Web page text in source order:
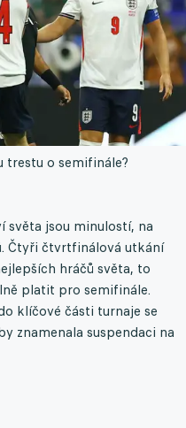
o semifinále?
světa jsou minulostí, na
Čtyři čtvrtfinálová utkání
hráčů světa, to
platit pro semifinále.
klíčové části turnaje se
znamenala suspendaci na